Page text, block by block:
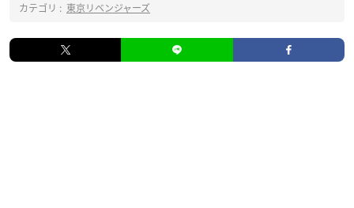
カテゴリ : 東京リベンジャーズ